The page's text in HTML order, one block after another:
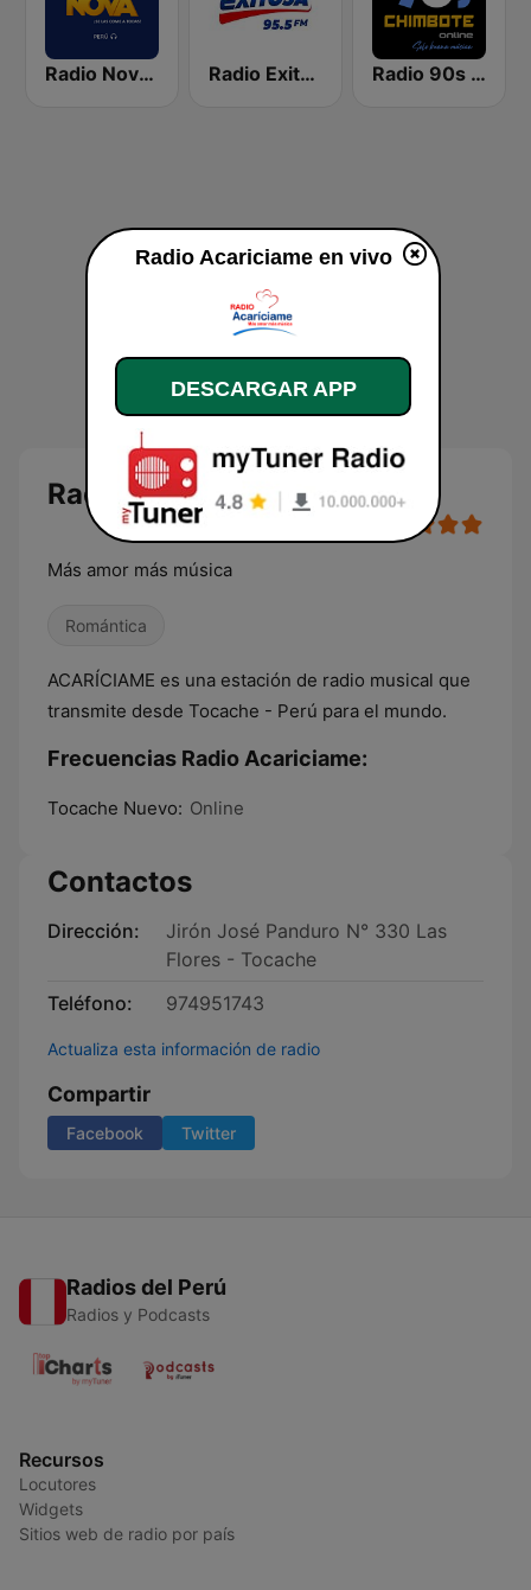
Radio Nova Perú Radio Exitosa Radio 90s Chimbote
Radio Acariciame
Más amor más música
Romántica
ACARÍCIAME es una estación de radio musical que
transmite desde Tocache - Perú para el mundo.
Frecuencias Radio Acariciame:
Tocache Nuevo: Online
Contactos
Dirección:
Jirón José Panduro N° 330 Las
Flores - Tocache
Teléfono:
974951743
Actualiza esta información de radio
Compartir
Facebook Twitter
Radios del Perú
Radios y Podcasts
Recursos
Locutores
Widgets
Sitios web de radio por país
Radio Acariciame en vivo
DESCARGAR APP